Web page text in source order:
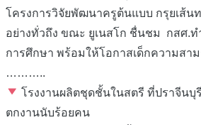
โครงการวิจัยพัฒนาครูต้นแบบ กรุยเส้น
อย่างทั่วถึง ขณะ ยูเนสโก ชื่นชม กสศ.
การศึกษา พร้อมให้โอกาสเด็กความสา
………..
โรงงานผลิตชุดชั้นในสตรี ที่ปราจีนบุ
ตกงานนับร้อยคน